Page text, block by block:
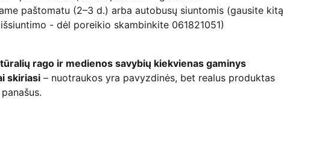
paštomatu (2–3 d.) arba autobusų siuntomis (gausite kitą
- dėl poreikio skambinkite 061821051)
rago ir medienos savybių kiekvienas gaminys
skiriasi – nuotraukos yra pavyzdinės, bet realus produktas